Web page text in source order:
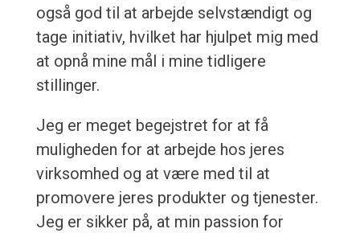
også god til at arbejde selvstændigt og
tage initiativ, hvilket har hjulpet mig med
at opnå mine mål i mine tidligere
stillinger.
Jeg er meget begejstret for at få
muligheden for at arbejde hos jeres
virksomhed og at være med til at
promovere jeres produkter og tjenester.
Jeg er sikker på, at min passion for